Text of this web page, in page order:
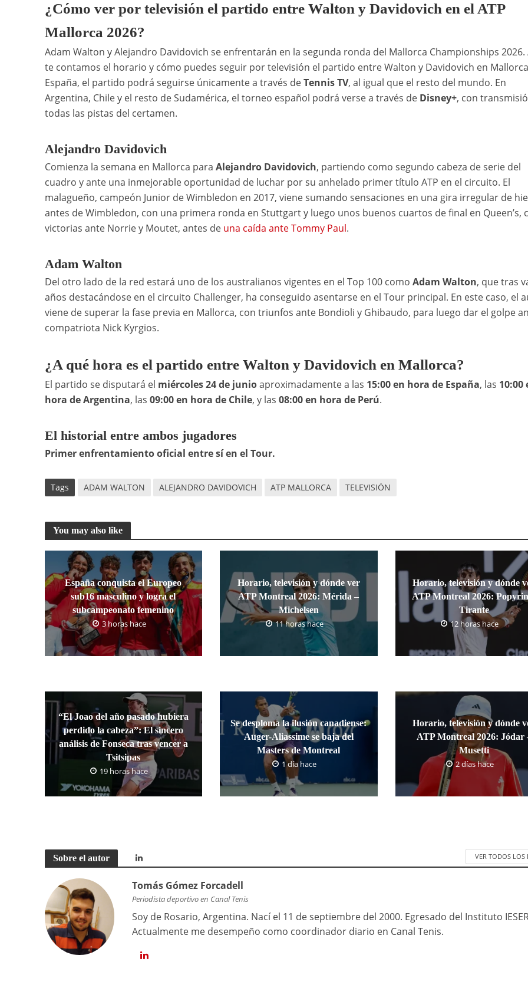
¿Cómo ver por televisión el partido entre Walton y Davidovich en el ATP
Mallorca 2026?
Adam Walton y Alejandro Davidovich se enfrentarán en la segunda ronda del Mallorca Championships 2026.
te contamos el horario y cómo puedes seguir por televisión el partido entre Walton y Davidovich en
España, el partido podrá seguirse únicamente a través deTennis TV, al igual que el resto del mundo. En
Argentina, Chile y el resto de Sudamérica, el torneo español podrá verse a través de Disney+, con
todas las pistas del certamen.
Alejandro Davidovich
Comienza la semana en Mallorca para Alejandro Davidovich, partiendo como segundo cabeza de serie del
cuadro y ante una inmejorable oportunidad de luchar por su anhelado primer título ATP en el circuito. El
malagueño, campeón Junior de Wimbledon en 2017, viene sumando sensaciones en una gira irregular de
antes de Wimbledon, con una primera ronda en Stuttgart y luego unos buenos cuartos de final en Queen’s,
victorias ante Norrie y Moutet, antes de una caída ante Tommy Paul.
Adam Walton
Del otro lado de la red estará uno de los australianos vigentes en el Top 100 como Adam Walton, que tras
años destacándose en el circuito Challenger, ha conseguido asentarse en el Tour principal. En este caso, el
viene de superar la fase previa en Mallorca, con triunfos ante Bondioli y Ghibaudo, para luego dar el golpe
compatriota Nick Kyrgios.
¿A qué hora es el partido entre Walton y Davidovich en Mallorca?
El partido se disputará el miércoles 24 de junioaproximadamente a las 15:00 en hora de España, las 10:00
hora de Argentina, las 09:00 en hora de Chile, y las 08:00 en hora de Perú.
El historial entre ambos jugadores
Primer enfrentamiento oficial entre sí en el Tour.
Tags ADAM WALTON ALEJANDRO DAVIDOVICH ATP MALLORCA TELEVISIÓN
You may also like
España conquista el Europeo
sub16 masculino y logra el
subcampeonato femenino
3 horas hace
Horario, televisión y dónde ver
ATP Montreal 2026: Mérida –
Michelsen
11 horas hace
Horario, televisión y dónde
ATP Montreal 2026:
Tirante
12 horas hace
“El Joao del año pasado hubiera
perdido la cabeza”: El sincero
análisis de Fonseca tras vencer a
Tsitsipas
19 horas hace
Se desploma la ilusión canadiense:
Auger-Aliassime se baja del
Masters de Montreal
1 día hace
Horario, televisión y dónde
ATP Montreal 2026: Jódar
Musetti
2 días hace
Sobre el autor VER TODOS LOS
Tomás Gómez Forcadell
Periodista deportivo en Canal Tenis
Soy de Rosario, Argentina. Nací el 11 de septiembre del 2000. Egresado del Instituto
Actualmente me desempeño como coordinador diario en Canal Tenis.